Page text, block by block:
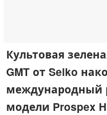
Культовая
GMT от Seiko
международный
модели Prospex